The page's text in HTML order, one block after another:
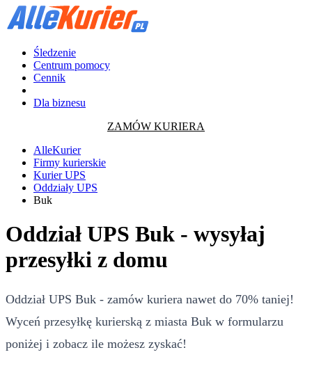
Śledzenie
Centrum pomocy
Cennik
Dla biznesu
ZAMÓW KURIERA
AlleKurier
Firmy kurierskie
Kurier UPS
Oddziały UPS
Buk
Oddział UPS Buk - wysyłaj
przesyłki z domu
Oddział UPS Buk - zamów kuriera nawet do 70% taniej!
Wyceń przesyłkę kurierską z miasta Buk w formularzu
poniżej i zobacz ile możesz zyskać!